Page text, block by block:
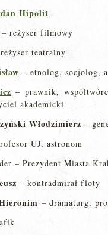
Hipolit
– reżyser filmowy
teatralny
– etnolog, socjolog,
– prawnik,
akademicki
Włodzimierz –
UJ, astronom
– Prezydent Miasta
– kontradmirał floty
– dramaturg,